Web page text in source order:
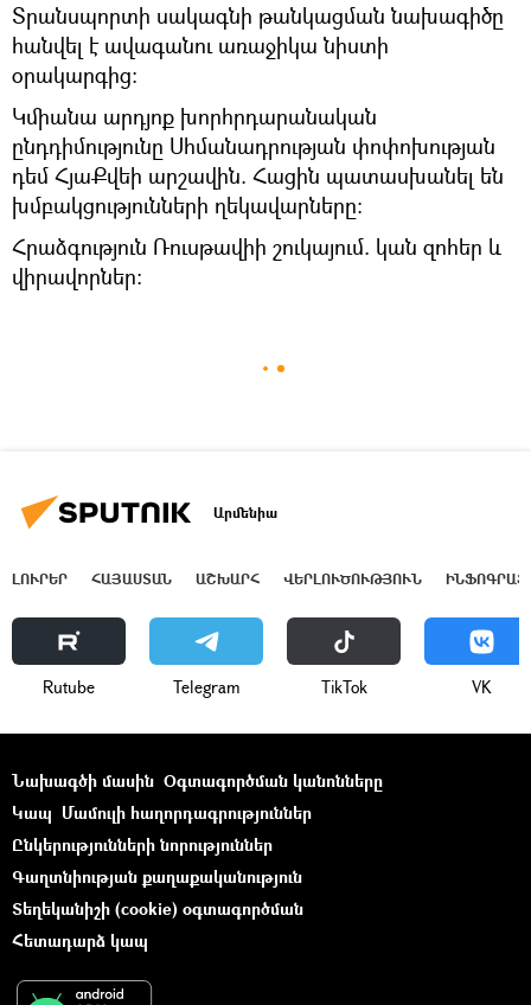
Տրանսպորտի սակագնի թանկացման նախագիծը
հանվել է ավագանու առաջիկա նիստի
օրակարգից։
Կմիանա արդյոք խորհրդարանական
ընդդիմությունը Սհմանադրության փոփոխության
դեմ ՀյաՔվեի արշավին. Հացին պատասխանել են
խմբակցությունների ղեկավարները։
Հրաձգություն Ռուսթավիի շուկայում. կան զոհեր և
վիրավորներ։
Արմենիա
ԼՈՒՐԵՐ ՀԱՅԱՍՏԱՆ ԱՇԽԱՐՀ ՎԵՐԼՈՒԾՈՒԹՅՈՒՆ
Rutube Telegram ТikТоk VK
Նախագծի մասին Օգտագործման կանոնները
Կապ Մամուլի հաղորդագրություններ
Ընկերությունների նորություններ
Գաղտնիության քաղաքականություն
Տեղեկանիշի (cookie) օգտագործման
Հետադարձ կապ